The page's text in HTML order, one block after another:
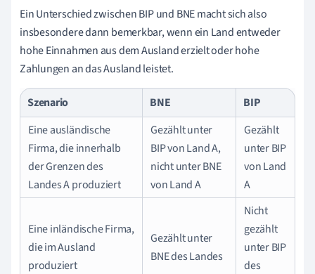
Ein Unterschied zwischen BIP und BNE macht sich also
insbesondere dann bemerkbar, wenn ein Land entweder
hohe Einnahmen aus dem Ausland erzielt oder hohe
Zahlungen an das Ausland leistet.
Szenario BNE
BIP
Eine ausländische
Firma, die innerhalb
der Grenzen des
Landes A produziert
Gezählt unter
BIP von Land A,
nicht unter BNE
von Land A
Gezählt
unter BIP
von Land
A
Eine inländische Firma,
die im Ausland
produziert
Gezählt unter
BNE des Landes
Nicht
gezählt
unter BIP
des